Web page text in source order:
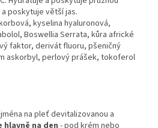
poskytuje větší jas.
kyselina hyaluronová,
Boswellia Serrata, kůra africké
faktor, derivát fluoru, pšeničný
askorbyl, perlový prášek, tokoferol
na pleť devitalizovanou a
hlavně na den - pod krém nebo